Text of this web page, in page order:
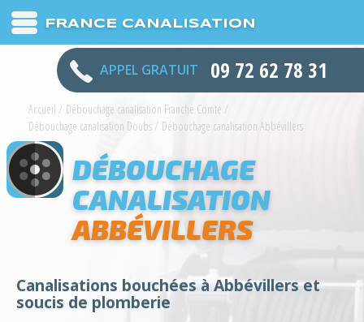
FRANCE CANALISATION
APPEL GRATUIT 09 72 62 78 31
Accueil / Débouchage canalisation Franche Comte /
Débouchage canalisation Doubs/ Débouchage canalisation Abbévillers
DÉBOUCHAGE
CANALISATION
ABBÉVILLERS
Canalisations bouchées à Abbévillers et
soucis de plomberie